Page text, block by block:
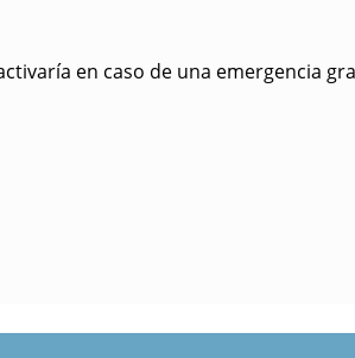
en caso de una emergencia